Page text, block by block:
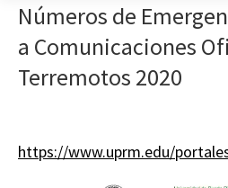
Números de
a Comunicaciones
Terremotos 2020
https://www.uprm.edu/